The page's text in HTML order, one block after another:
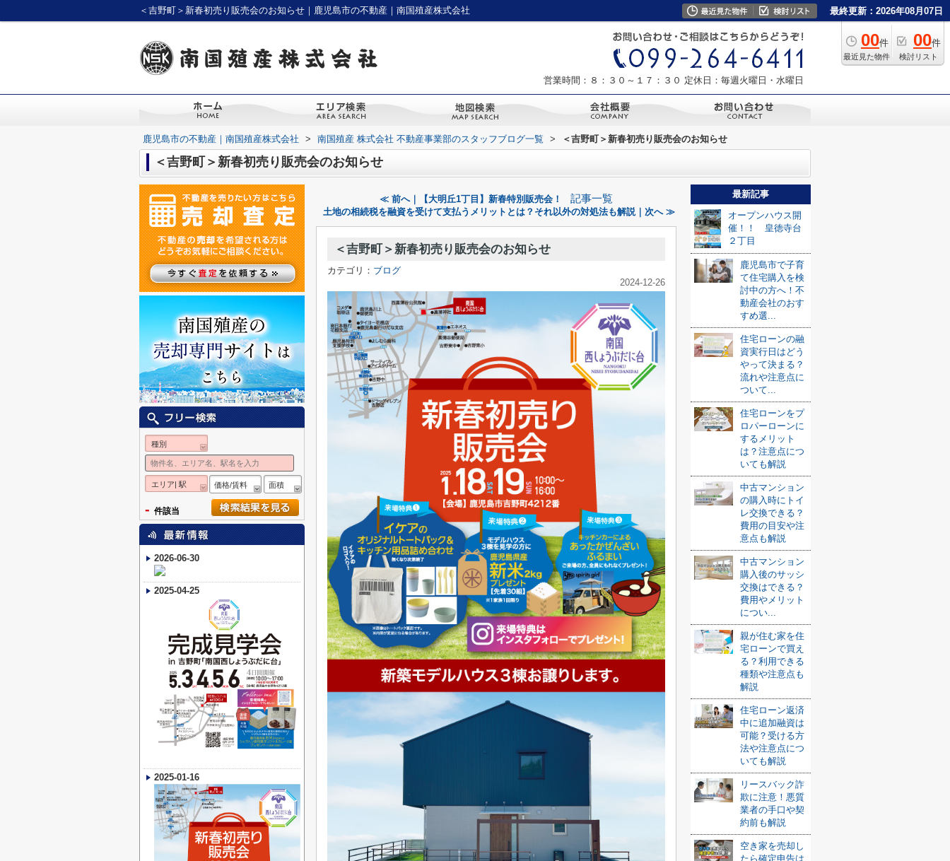
＜吉野町＞新春初売り販売会のお知らせ｜鹿児島市の不動産｜南国殖産株式会社 最終更新：2026年08月07日
00件
最近見た物件
00件
検討リスト
営業時間：８：３０～１７：３０ 定休日：毎週火曜日・水曜日
鹿児島市の不動産｜南国殖産株式会社 > 南国殖産 株式会社 不動産事業部のスタッフブログ一覧 > ＜吉野町＞新春初売り販売会のお知らせ
＜吉野町＞新春初売り販売会のお知らせ
≪ 前へ｜【大明丘1丁目】新春特別販売会！ 記事一覧
土地の相続税を融資を受けて支払うメリットとは？それ以外の対処法も解説｜次へ ≫
＜吉野町＞新春初売り販売会のお知らせ
カテゴリ： ブログ
2024-12-26
最新記事
オープンハウス開
催！！ 皇徳寺台
２丁目
鹿児島市で子育
て住宅購入を検
討中の方へ！不
動産会社のおす
すめ選...
住宅ローンの融
資実行日はどう
やって決まる？
流れや注意点に
ついて...
住宅ローンをプ
ロパーローンに
するメリット
は？注意点につ
いても解説
中古マンション
の購入時にトイ
レ交換できる？
費用の目安や注
意点も解説
中古マンション
購入後のサッシ
交換はできる？
費用やメリット
につい...
親が住む家を住
宅ローンで買え
る？利用できる
種類や注意点も
解説
住宅ローン返済
中に追加融資は
可能？受ける方
法や注意点につ
いても解説
リースバック詐
欺に注意！悪質
業者の手口や契
約前も解説
空き家を売却し
たら確定申告は
種別
エリア| 駅 価格/賃料 面積
- 件該当
2026-06-30
2025-04-25
2025-01-16